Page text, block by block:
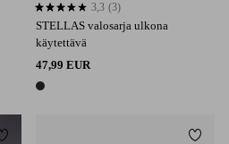
STELLAS valosarja ulkona
käytettävä
47,99 EUR
1 väri
3,3 perustuen 3 arvosanaan
3,3 (3)
Lisää suosikkeihin Lisää